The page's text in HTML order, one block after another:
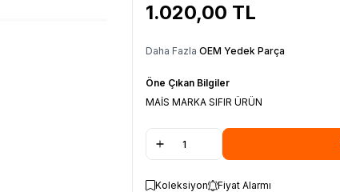
1.020,00 TL
Daha Fazla OEM Yedek Parça
Öne Çıkan Bilgiler
MAİS MARKA SIFIR ÜRÜN
Koleksiyon Fiyat Alarmı